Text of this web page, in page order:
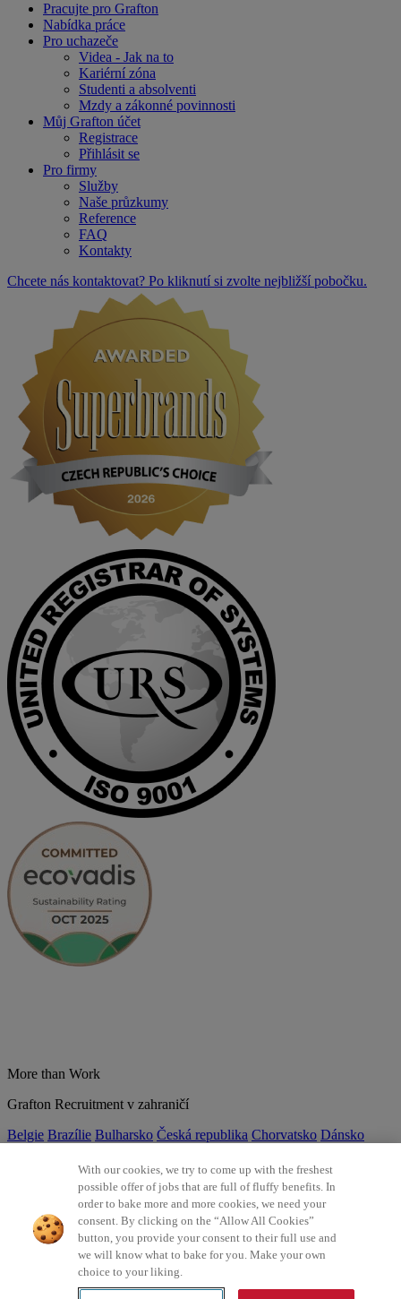
Pracujte pro Grafton
Nabídka práce
Pro uchazeče
Videa - Jak na to
Kariérní zóna
Studenti a absolventi
Mzdy a zákonné povinnosti
Můj Grafton účet
Registrace
Přihlásit se
Pro firmy
Služby
Naše průzkumy
Reference
FAQ
Kontakty
Chcete nás kontaktovat? Po kliknutí si zvolte nejbližší pobočku.
More than Work
Grafton Recruitment v zahraničí
Belgie Brazílie Bulharsko Česká republika Chorvatsko Dánsko
Německo Nizozemsko Norsko Polsko Portugalsko
Slovensko Španělsko Srbsko Švýcarsko Turecko
©2026 Všechna práva vyhrazena Grafton Recruitment
Ochrana osobních údajů Zásady používání cookies Všeobecné
Digitální přístupnost
персональних даних
With our cookies, we try to come up with the freshest
possible offer of jobs that are full of fluffy benefits. In
order to bake more and more cookies, we need your
consent. By clicking on the “Allow All Cookies”
button, you provide your consent to their full use and
we will know what to bake for you. Make your own
choice to your liking.